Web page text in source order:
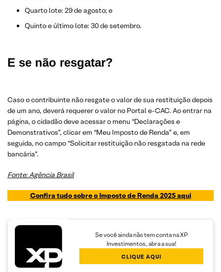
Quarto lote: 29 de agosto; e
Quinto e último lote: 30 de setembro.
E se não resgatar?
Caso o contribuinte não resgate o valor de sua restituição depois
de um ano, deverá requerer o valor no Portal e-CAC. Ao entrar na
página, o cidadão deve acessar o menu “Declarações e
Demonstrativos”, clicar em “Meu Imposto de Renda” e, em
seguida, no campo “Solicitar restituição não resgatada na rede
bancária”.
Fonte: Agência Brasil
Confira tudo sobre o Imposto de Renda 2025 aqui
Se você ainda não tem conta na XP
Investimentos, abra a sua!
CLIQUE AQUI